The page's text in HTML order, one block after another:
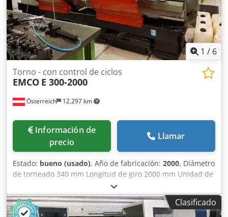
1 / 6
Österreich 12.297 km
Torno - con control de ciclos
EMCO E 300-2000
Información de
precio
Llamar
Estado: bueno (usado), Año de fabricación: 2000, Diámetro
de torneado 340 mm Longitud de giro 2000 mm Unidad de
control FAGOR 8055 Diámetro de giro 550 mm Diámetro
del husillo 108 mm Velocidad del husillo - regulable sin
escalonamiento 2500 rpm Potencia motriz 16,5 kW Carrera
Clasificado